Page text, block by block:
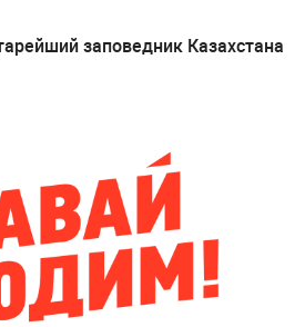
заповедник Казахстана